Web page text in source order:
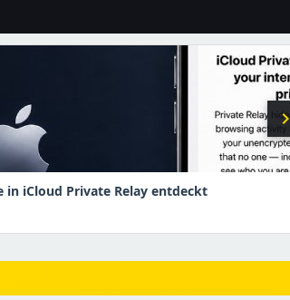
in iCloud Private Relay entdeckt